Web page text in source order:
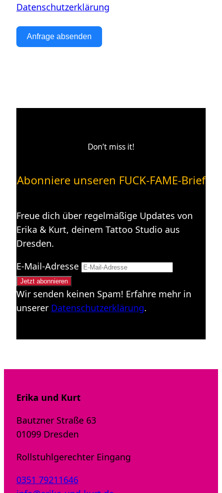
Datenschutzerklärung
Anfrage absenden
Don’t miss it!
Abonniere unseren FUCK-FAME-Brief
Freue dich über regelmäßige Updates von
Erika & Kurt, deinem Tattoo Studio aus
Dresden.
E-Mail-Adresse
Wir senden keinen Spam! Erfahre mehr in
unserer Datenschutzerklärung.
Erika und Kurt
Bautzner Straße 63
01099 Dresden
Rollstuhlgerechter Eingang
0351 79211646